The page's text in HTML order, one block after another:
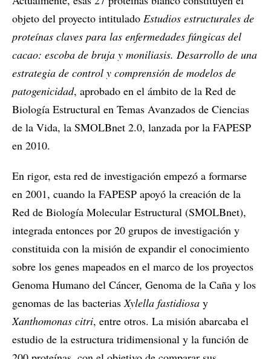
objeto del proyecto intitulado Estudios estructurales de
proteínas claves para las enfermedades fúngicas del
cacao: escoba de bruja y moniliasis. Desarrollo de una
estrategia de control y comprensión de modelos de
patogenicidad, aprobado en el ámbito de la Red de
Biología Estructural en Temas Avanzados de Ciencias
de la Vida, la SMOLBnet 2.0, lanzada por la FAPESP
en 2010.
En rigor, esta red de investigación empezó a formarse
en 2001, cuando la FAPESP apoyó la creación de la
Red de Biología Molecular Estructural (SMOLBnet),
integrada entonces por 20 grupos de investigación y
constituida con la misión de expandir el conocimiento
sobre los genes mapeados en el marco de los proyectos
Genoma Humano del Cáncer, Genoma de la Caña y los
genomas de las bacterias Xylella fastidiosa y
Xanthomonas citri, entre otros. La misión abarcaba el
estudio de la estructura tridimensional y la función de